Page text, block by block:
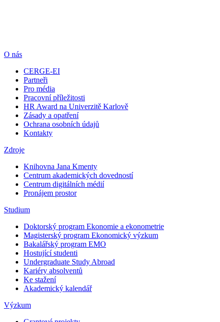
O nás
CERGE-EI
Partneři
Pro média
Pracovní příležitosti
HR Award na Univerzitě Karlově
Zásady a opatření
Ochrana osobních údajů
Kontakty
Zdroje
Knihovna Jana Kmenty
Centrum akademických dovedností
Centrum digitálních médií
Pronájem prostor
Studium
Doktorský program Ekonomie a ekonometrie
Magisterský program Ekonomický výzkum
Bakalářský program EMO
Hostující studenti
Undergraduate Study Abroad
Kariéry absolventů
Ke stažení
Akademický kalendář
Výzkum